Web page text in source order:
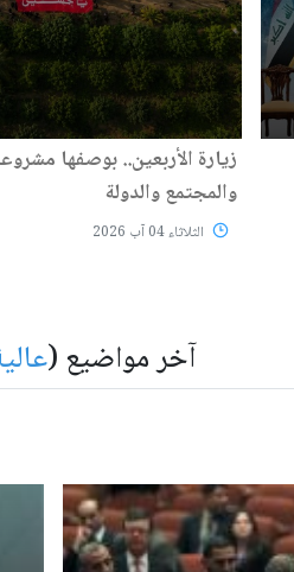
زيارة الأربعين.. بوصفها
والمجتمع والدولة
الثلاثاء 04 آب 2026
آخر مواضيع (